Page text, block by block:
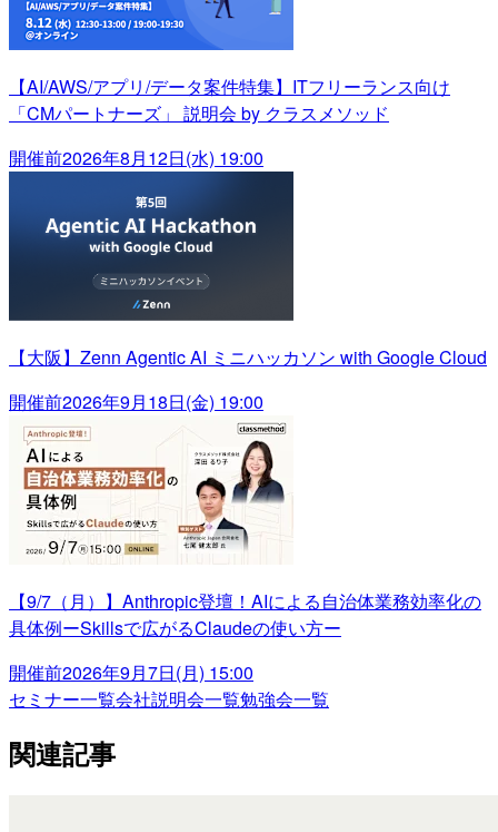
【AI/AWS/アプリ/データ案件特集】ITフリーランス向け
「CMパートナーズ」 説明会 by クラスメソッド
開催前2026年8月12日(水) 19:00
【大阪】Zenn Agentic AI ミニハッカソン with Google Cloud
開催前2026年9月18日(金) 19:00
【9/7（月）】Anthropic登壇！AIによる自治体業務効率化の
具体例ーSkillsで広がるClaudeの使い方ー
開催前2026年9月7日(月) 15:00
セミナー一覧会社説明会一覧勉強会一覧
関連記事